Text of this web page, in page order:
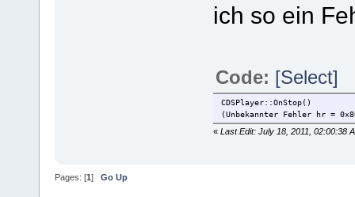
ich so ein
Code: [Select]
CDSPlayer::OnStop()
(Unbekannter Fehler hr =
« Last Edit: July 18, 2011, 02:00:38
Pages: [1] Go Up